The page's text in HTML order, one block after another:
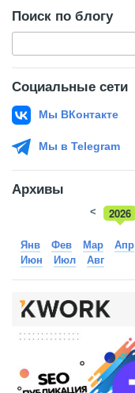
Поиск по блогу
Социальные сети
Мы ВКонтакте
Мы в Telegram
Архивы
2026
<
Янв Фев Мар Апр
Июн
Июл Авг